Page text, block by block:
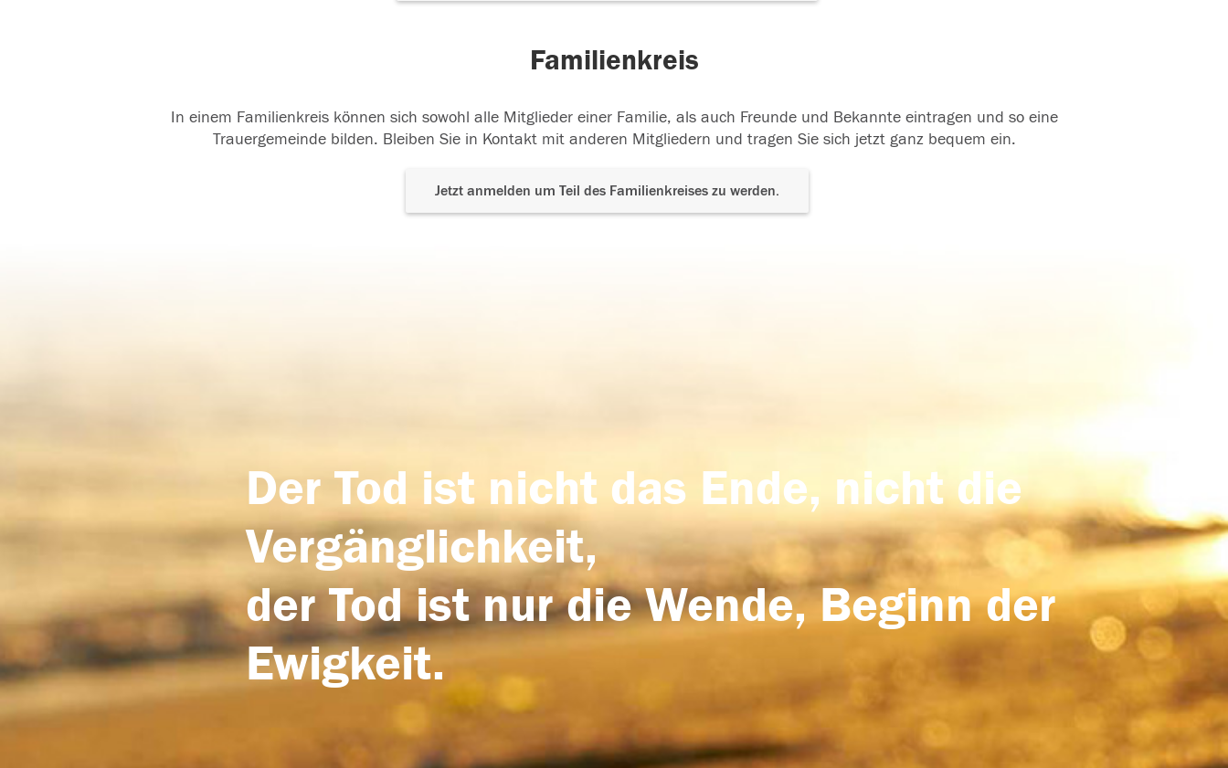
Familienkreis
In einem Familienkreis können sich sowohl alle Mitglieder einer Familie, als auch Freunde und Bekannte eintragen und so eine
Trauergemeinde bilden. Bleiben Sie in Kontakt mit anderen Mitgliedern und tragen Sie sich jetzt ganz bequem ein.
Jetzt anmelden um Teil des Familienkreises zu werden.
Der Tod ist nicht das Ende, nicht die
Vergänglichkeit,
der Tod ist nur die Wende, Beginn der
Ewigkeit.